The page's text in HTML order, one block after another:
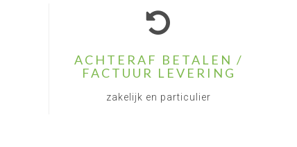
ACHTERAF BETALEN /
FACTUUR LEVERING
zakelijk en particulier